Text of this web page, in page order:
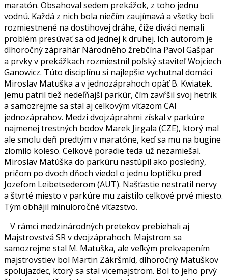
maratón. Obsahoval sedem prekážok, z toho jednu
vodnú. Každá z nich bola niečím zaujímavá a všetky boli
rozmiestnené na dostihovej dráhe, čiže diváci nemali
problém presúvať sa od jednej k druhej. Ich autorom je
dlhoročný záprahár Národného žrebčína Pavol Gašpar
a prvky v prekážkach rozmiestnil poľský staviteľ Wojciech
Ganowicz. Túto disciplínu si najlepšie vychutnal domáci
Miroslav Matuška a v jednozáprahoch opäť B. Kwiatek.
Jemu patril tiež nedeľňajší parkúr, čím zavŕšil svoj hetrik
a samozrejme sa stal aj celkovým víťazom CAI
jednozáprahov. Medzi dvojzáprahmi získal v parkúre
najmenej trestných bodov Marek Jirgala (CZE), ktorý mal
ale smolu deň predtým v maratóne, keď sa mu na bugine
zlomilo koleso. Celkové poradie teda už nezamiešal.
Miroslav Matúška do parkúru nastúpil ako posledný,
pričom po dvoch dňoch viedol o jednu loptičku pred
Jozefom Leibetsederom (AUT). Našťastie nestratil nervy
a štvrté miesto v parkúre mu zaistilo celkové prvé miesto.
Tým obhájil minuloročné víťazstvo.
V rámci medzinárodných pretekov prebiehali aj
Majstrovstvá SR v dvojzáprahoch. Majstrom sa
samozrejme stal M. Matuška, ale veľkým prekvapením
majstrovstiev bol Martin Zákršmíd, dlhoročný Matuškov
spolujazdec, ktorý sa stal vicemajstrom. Bol to jeho prvý